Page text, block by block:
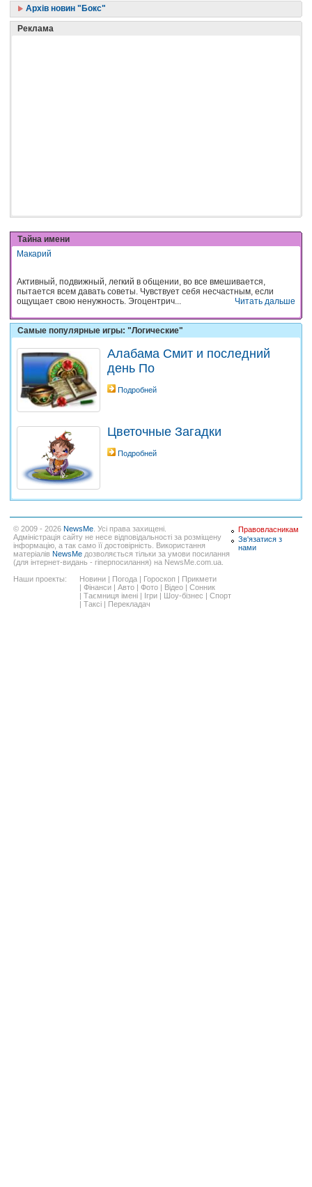
Архів новин "Бокс"
Реклама
Тайна имени
Макарий
Активный, подвижный, легкий в общении, во все вмешивается,
пытается всем давать советы. Чувствует себя несчастным, если
ощущает свою ненужность. Эгоцентрич...
Читать дальше
Самые популярные игры: "Логические"
Алабама Смит и последний
день По
Подробней
Цветочные Загадки
Подробней
© 2009 - 2026 NewsMe . Усі права захищені.
Адміністрація сайту не несе відповідальності за розміщену
інформацію, а так само її достовірність. Використання
матеріалів NewsMe дозволяється тільки за умови посилання
(для інтернет-видань - гіперпосилання) на NewsMe.com.ua.
Наши проекты:
Новини | Погода | Гороскоп | Прикмети
| Фінанси | Авто | Фото | Відео | Сонник
| Таємниця імені | Ігри | Шоу-бізнес | Спорт
| Таксі | Перекладач
Правовласникам
Зв'язатися з
нами